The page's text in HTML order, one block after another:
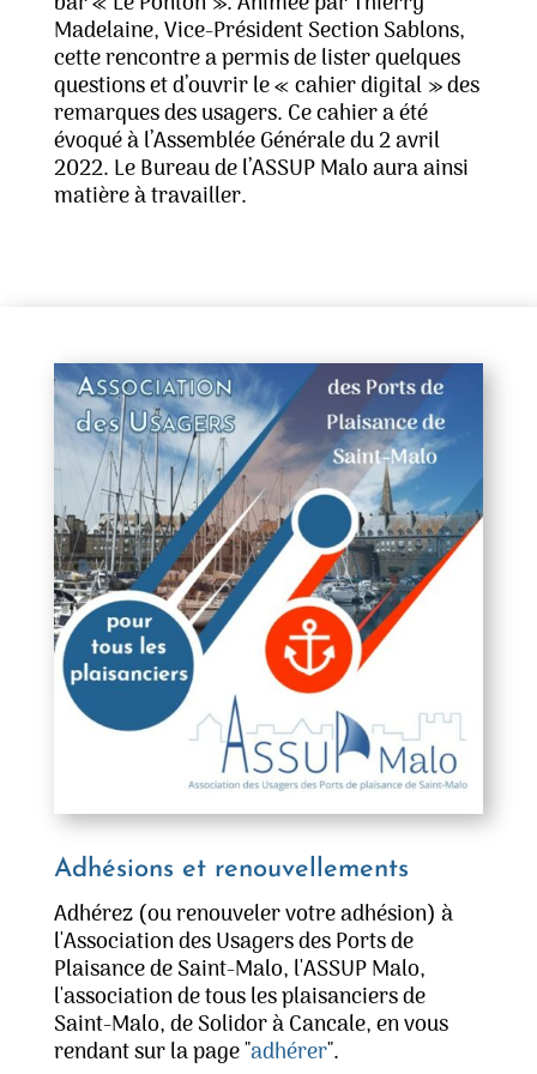
Madelaine, Vice-Président Section Sablons,
cette rencontre a permis de lister quelques
questions et d’ouvrir le « cahier digital » des
remarques des usagers. Ce cahier a été
évoqué à l’Assemblée Générale du 2 avril
2022. Le Bureau de l’ASSUP Malo aura ainsi
matière à travailler.
Adhésions et renouvellements
Adhérez (ou renouveler votre adhésion) à
l'Association des Usagers des Ports de
Plaisance de Saint-Malo, l'ASSUP Malo,
l'association de tous les plaisanciers de
Saint-Malo, de Solidor à Cancale, en vous
rendant sur la page "adhérer".